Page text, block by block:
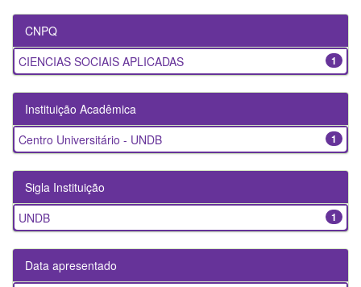
CNPQ
1
CIENCIAS SOCIAIS APLICADAS
Instituição Acadêmica
1
Centro Universitário - UNDB
Sigla Instituição
1
UNDB
Data apresentado